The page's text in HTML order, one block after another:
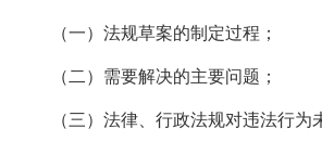
（一）法规草案的制定过程；
（二）需要解决的主要问题；
（三）法律、行政法规对违法行为